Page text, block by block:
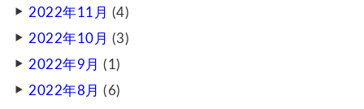
2022年11月 (4)
2022年10月 (3)
2022年9月 (1)
2022年8月 (6)